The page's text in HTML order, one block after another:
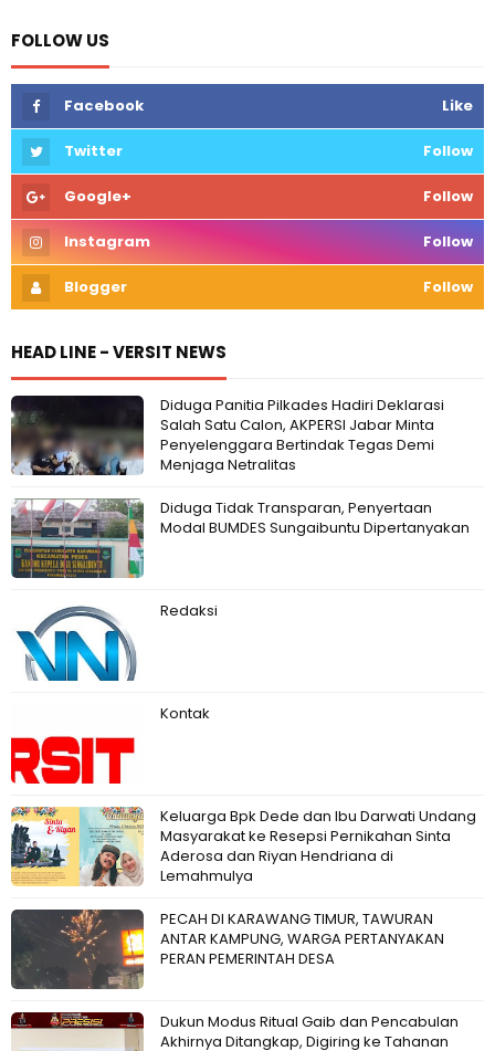
FOLLOW US
Facebook Like
Twitter Follow
Google+ Follow
Instagram Follow
Blogger Follow
HEAD LINE - VERSIT NEWS
Diduga Panitia Pilkades Hadiri Deklarasi
Salah Satu Calon, AKPERSI Jabar Minta
Penyelenggara Bertindak Tegas Demi
Menjaga Netralitas
Diduga Tidak Transparan, Penyertaan
Modal BUMDES Sungaibuntu Dipertanyakan
Redaksi
Kontak
Keluarga Bpk Dede dan Ibu Darwati Undang
Masyarakat ke Resepsi Pernikahan Sinta
Aderosa dan Riyan Hendriana di
Lemahmulya
PECAH DI KARAWANG TIMUR, TAWURAN
ANTAR KAMPUNG, WARGA PERTANYAKAN
PERAN PEMERINTAH DESA
Dukun Modus Ritual Gaib dan Pencabulan
Akhirnya Ditangkap, Digiring ke Tahanan